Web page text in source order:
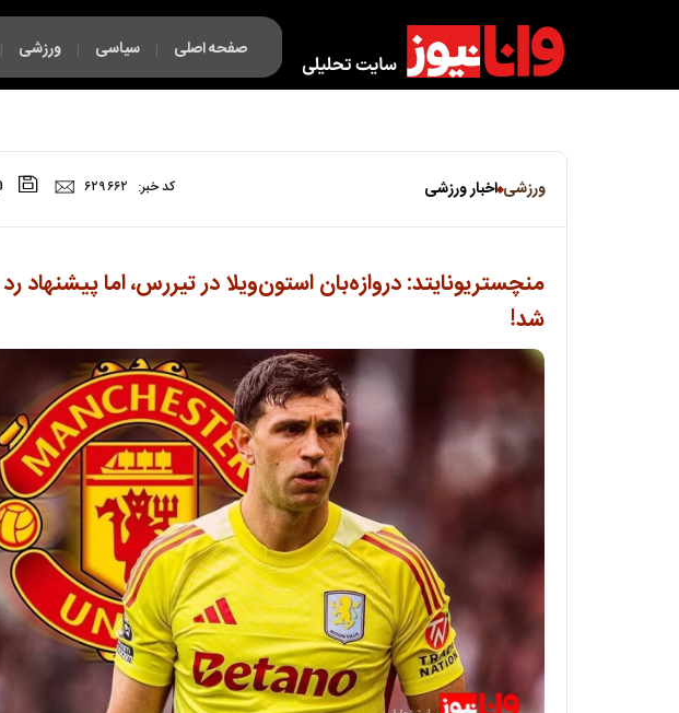
صفحه اصلی | سیاسی | ورزشی |
فکت لایف
|
ورزشی اخبار ورزشی کد خبر: ۶۲۹۶۶۲
منچستریونایتد: دروازه‌بان استون‌ویلا در تیررس، اما پیشنهاد رد
شد!